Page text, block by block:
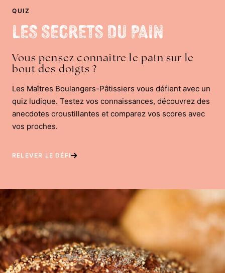
QUIZ
Les Secrets du Pain
Vous pensez connaître le pain sur le
bout des doigts ?
Les Maîtres Boulangers-Pâtissiers vous défient avec un
quiz ludique. Testez vos connaissances, découvrez des
anecdotes croustillantes et comparez vos scores avec
vos proches.
RELEVER LE DÉFI